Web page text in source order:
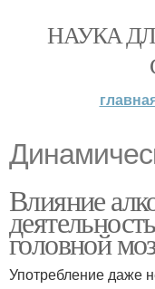
НАУКА
Влияние
головной
Употребление даже